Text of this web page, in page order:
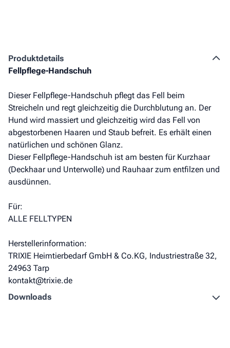
Produkt­details
Fellpflege-Handschuh
Dieser Fellpflege-Handschuh pflegt das Fell beim
Streicheln und regt gleichzeitig die Durchblutung an. Der
Hund wird massiert und gleichzeitig wird das Fell von
abgestorbenen Haaren und Staub befreit. Es erhält einen
natürlichen und schönen Glanz.
Dieser Fellpflege-Handschuh ist am besten für Kurzhaar
(Deckhaar und Unterwolle) und Rauhaar zum entfilzen und
ausdünnen.
Für:
ALLE FELLTYPEN
Herstellerinformation:
TRIXIE Heimtierbedarf GmbH & Co.KG, Industriestraße 32,
24963 Tarp
kontakt@trixie.de
Downloads